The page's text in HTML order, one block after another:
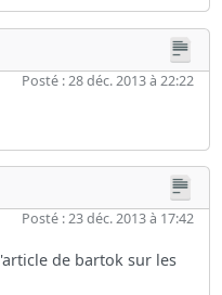
Posté : 28 déc. 2013 à 22:22
Posté : 23 déc. 2013 à 17:42
de bartok sur les